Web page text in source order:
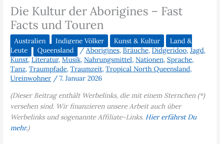
Die Kultur der Aborigines – Fast
Facts und Touren
Australien Indigene Völker Kunst & Kultur
Land &
Leute
Queensland /Aborigines,Bräuche,Didgeridoo,Jagd,
Kunst,Literatur,Musik,Nahrungsmittel,Nationen,Sprache,
Tanz,Traumpfade,Traumzeit,Tropical North Queensland,
Ureinwohner /7. Januar 2026
(Dieser Beitrag enthält Werbelinks, die mit einem Sternchen (*)
versehen sind. Wir finanzieren unsere Arbeit auch über
Werbelinks und sogenannte Affiliate-Links. Hier erfährst Du
mehr.)